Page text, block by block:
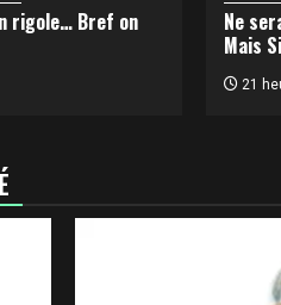
rigole… Bref on
Ne
Mais
21